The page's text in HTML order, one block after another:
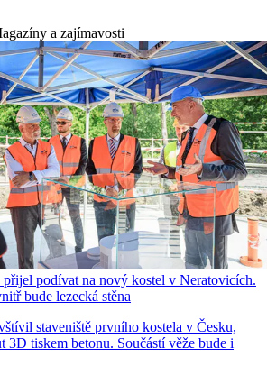
a zajímavosti
přijel podívat na nový kostel v Neratovicích.
bude lezecká stěna
staveniště prvního kostela v Česku,
3D tiskem betonu. Součástí věže bude i